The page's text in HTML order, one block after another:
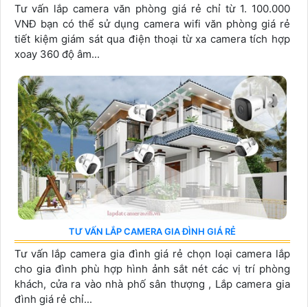
Tư vấn lắp camera văn phòng giá rẻ chỉ từ 1. 100.000
VNĐ bạn có thể sử dụng camera wifi văn phòng giá rẻ
tiết kiệm giám sát qua điện thoại từ xa camera tích hợp
xoay 360 độ âm...
TƯ VẤN LẮP CAMERA GIA ĐÌNH GIÁ RẺ
Tư vấn lắp camera gia đình giá rẻ chọn loại camera lắp
cho gia đình phù hợp hình ảnh sắt nét các vị trí phòng
khách, cửa ra vào nhà phố sân thượng , Lắp camera gia
đình giá rẻ chỉ...